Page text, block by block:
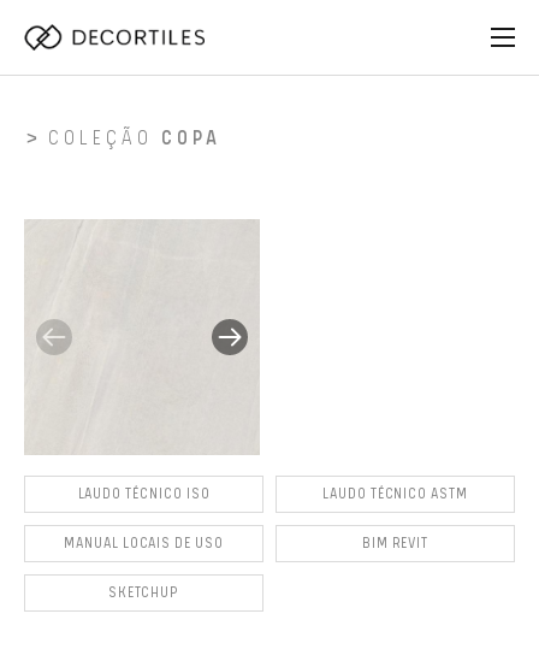
COLEÇÃO COPA
LAUDO TÉCNICO ISO LAUDO TÉCNICO ASTM
MANUAL LOCAIS DE USO BIM REVIT
SKETCHUP